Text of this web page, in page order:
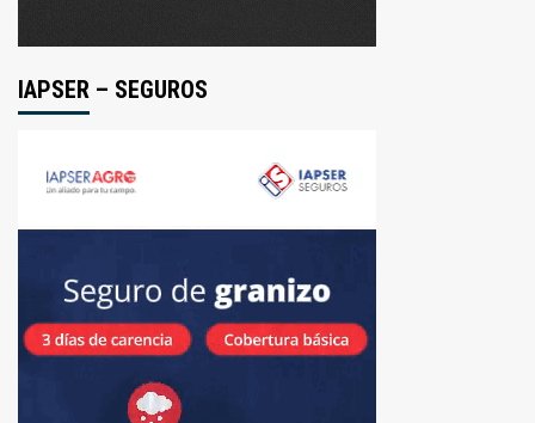
IAPSER – SEGUROS